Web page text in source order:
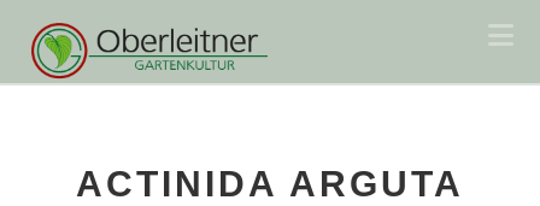
ACTINIDA ARGUTA